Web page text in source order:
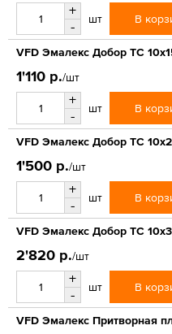
+
-
шт В
VFD Эмалекс Добор ТС
1'110 р./шт
+
-
шт В
VFD Эмалекс Добор ТС
1'500 р./шт
+
-
шт В
VFD Эмалекс Добор ТС
2'820 р./шт
+
-
шт В
VFD Эмалекс Притворная